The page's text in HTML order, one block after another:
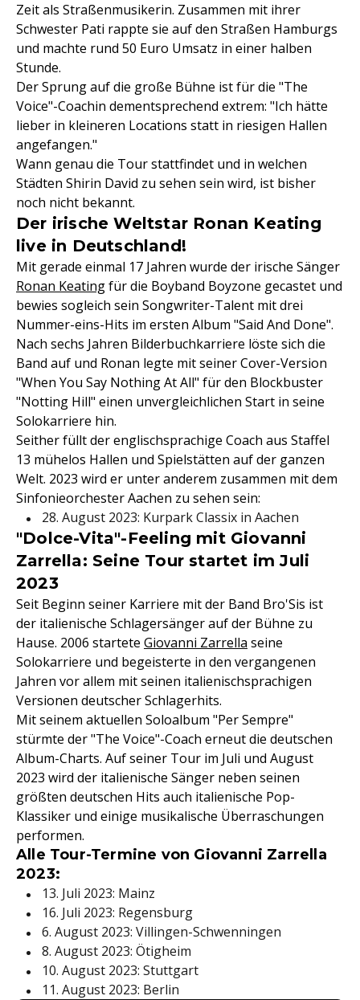
Zeit als Straßenmusikerin. Zusammen mit ihrer
Schwester Pati rappte sie auf den Straßen Hamburgs
und machte rund 50 Euro Umsatz in einer halben
Stunde.
Der Sprung auf die große Bühne ist für die "The
Voice"-Coachin dementsprechend extrem: "Ich hätte
lieber in kleineren Locations statt in riesigen Hallen
angefangen."
Wann genau die Tour stattfindet und in welchen
Städten Shirin David zu sehen sein wird, ist bisher
noch nicht bekannt.
Der irische Weltstar Ronan Keating
live in Deutschland!
Mit gerade einmal 17 Jahren wurde der irische Sänger
Ronan Keatingfür die Boyband Boyzone gecastet und
bewies sogleich sein Songwriter-Talent mit drei
Nummer-eins-Hits im ersten Album "Said And Done".
Nach sechs Jahren Bilderbuchkarriere löste sich die
Band auf und Ronan legte mit seiner Cover-Version
"When You Say Nothing At All" für den Blockbuster
"Notting Hill" einen unvergleichlichen Start in seine
Solokarriere hin.
Seither füllt der englischsprachige Coach aus Staffel
13 mühelos Hallen und Spielstätten auf der ganzen
Welt. 2023 wird er unter anderem zusammen mit dem
Sinfonieorchester Aachen zu sehen sein:
28. August 2023: Kurpark Classix in Aachen
"Dolce-Vita"-Feeling mit Giovanni
Zarrella: Seine Tour startet im Juli
2023
Seit Beginn seiner Karriere mit der Band Bro'Sis ist
der italienische Schlagersänger auf der Bühne zu
Hause. 2006 startete Giovanni Zarrella seine
Solokarriere und begeisterte in den vergangenen
Jahren vor allem mit seinen italienischsprachigen
Versionen deutscher Schlagerhits.
Mit seinem aktuellen Soloalbum "Per Sempre"
stürmte der "The Voice"-Coach erneut die deutschen
Album-Charts. Auf seiner Tour im Juli und August
2023 wird der italienische Sänger neben seinen
größten deutschen Hits auch italienische Pop-
Klassiker und einige musikalische Überraschungen
performen.
Alle Tour-Termine von Giovanni Zarrella
2023:
13. Juli 2023: Mainz
16. Juli 2023: Regensburg
6. August 2023: Villingen-Schwenningen
8. August 2023: Ötigheim
10. August 2023: Stuttgart
11. August 2023: Berlin